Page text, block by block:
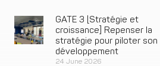
GATE 3 [Stratégie et
croissance] Repenser la
stratégie pour piloter son
développement
24 June 2026